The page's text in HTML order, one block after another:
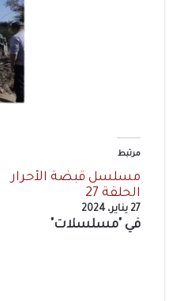
مرتبط
مسلسل قبضة الأحرار
الحلقة 27
27 يناير، 2024
في "مسلسلات"